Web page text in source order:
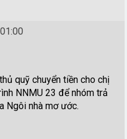
quỹ chuyển tiền cho chị
NNMU 23 để nhóm trả
Ngôi nhà mơ ước.